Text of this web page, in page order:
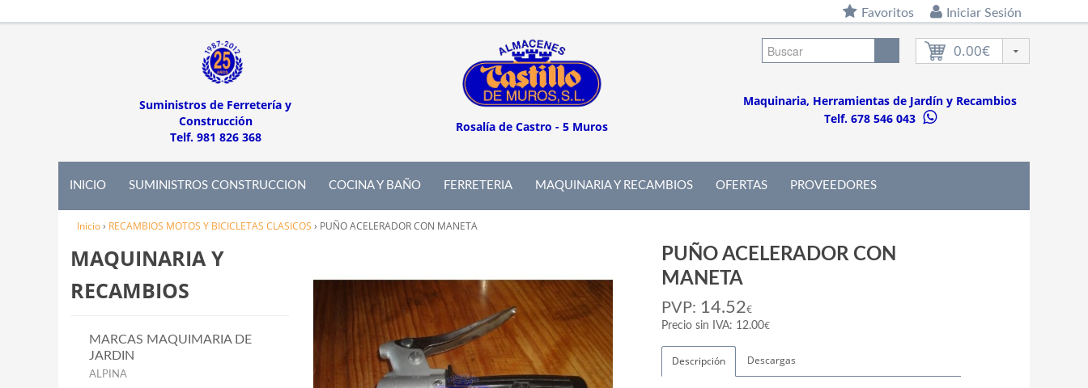
Favoritos Iniciar Sesión
Suministros de Ferretería y
Construcción
Telf. 981 826 368
Rosalía de Castro - 5 Muros
0.00€
Maquinaria, Herramientas de Jardín y Recambios
Telf. 678 546 043
INICIO SUMINISTROS CONSTRUCCION COCINA Y BAÑO FERRETERIA MAQUINARIA Y RECAMBIOS OFERTAS PROVEEDORES
Inicio› RECAMBIOS MOTOS Y BICICLETAS CLASICOS › PUÑO ACELERADOR CON MANETA
MAQUINARIA Y
RECAMBIOS
MARCAS MAQUIMARIA DE
JARDIN
ALPINA
PUÑO ACELERADOR CON
MANETA
PVP: 14.52€
Precio sin IVA: 12.00€
Descripción Descargas